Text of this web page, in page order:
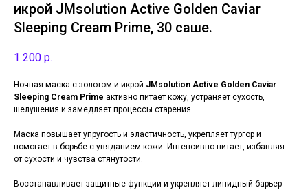
икрой JMsolution Active Golden Caviar
Sleeping Cream Prime, 30 саше.
1 200 р.
Ночная маска с золотом и икрой JMsolution Active Golden Caviar
Sleeping Cream Prime активно питает кожу, устраняет сухость,
шелушения и замедляет процессы старения.
Маска повышает упругость и эластичность, укрепляет тургор и
помогает в борьбе с увяданием кожи. Интенсивно питает, избавляя
от сухости и чувства стянутости.
Восстанавливает защитные функции и укрепляет липидный барьер